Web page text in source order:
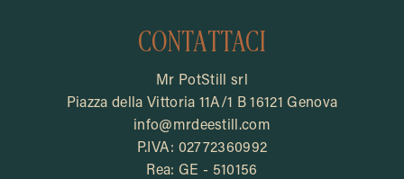
CONTATTACI
Mr PotStill srl
Piazza della Vittoria 11A/1 B 16121 Genova
info@mrdeestill.com
P.IVA: 02772360992
Rea: GE - 510156